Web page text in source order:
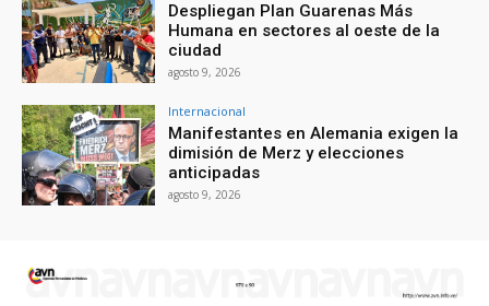
Despliegan Plan Guarenas Más
Humana en sectores al oeste de la
ciudad
agosto 9, 2026
Internacional
Manifestantes en Alemania exigen la
dimisión de Merz y elecciones
anticipadas
agosto 9, 2026